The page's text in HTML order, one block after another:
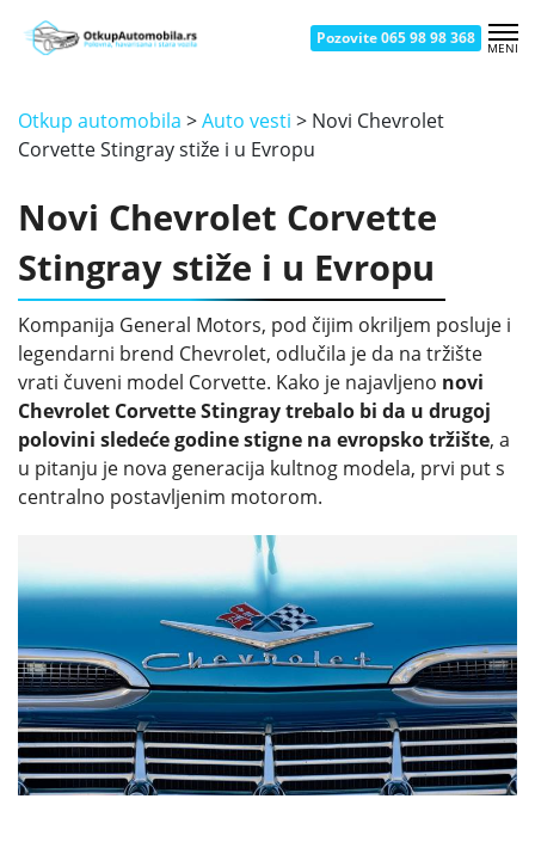
Pozovite 065 98 98 368 MENI
Otkup automobila >Auto vesti > Novi Chevrolet
Corvette Stingray stiže i u Evropu
Novi Chevrolet Corvette
Stingray stiže i u Evropu
Kompanija General Motors, pod čijim okriljem posluje i
legendarni brend Chevrolet, odlučila je da na tržište
vrati čuveni model Corvette. Kako je najavljeno novi
Chevrolet Corvette Stingray trebalo bi da u drugoj
polovini sledeće godine stigne na evropsko tržište, a
u pitanju je nova generacija kultnog modela, prvi put s
centralno postavljenim motorom.